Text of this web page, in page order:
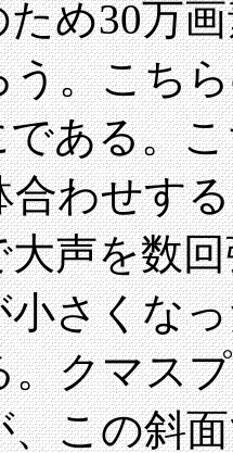
め30万
。こち
ある。
わせす
声を数
さくな
。クマス
この斜